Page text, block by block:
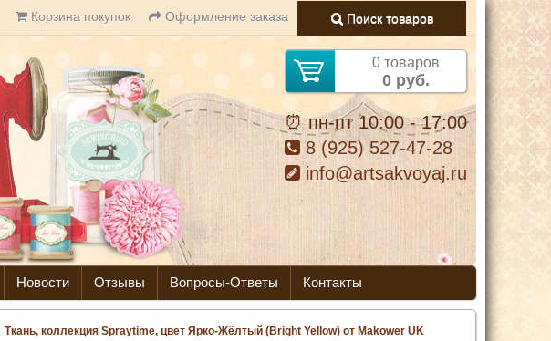
Корзина покупок Оформление заказа Поиск товаров
0 товаров
0 руб.
⏰ пн-пт 10:00 - 17:00
8 (925) 527-47-28
info@artsakvoyaj.ru
Новости Отзывы Вопросы-Ответы Контакты
Ткань, коллекция Spraytime, цвет Ярко-Жёлтый (Bright Yellow) от Makower UK